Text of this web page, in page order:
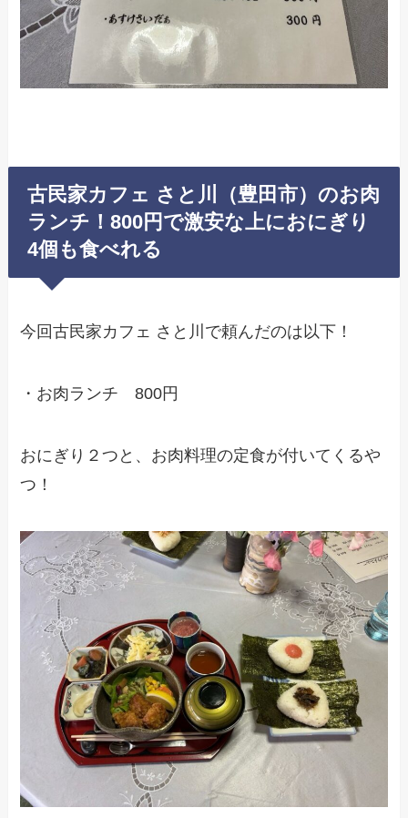
古民家カフェ さと川（豊田市）のお肉
ランチ！800円で激安な上におにぎり
4個も食べれる
今回古民家カフェ さと川で頼んだのは以下！
・お肉ランチ 800円
おにぎり２つと、お肉料理の定食が付いてくるや
つ！